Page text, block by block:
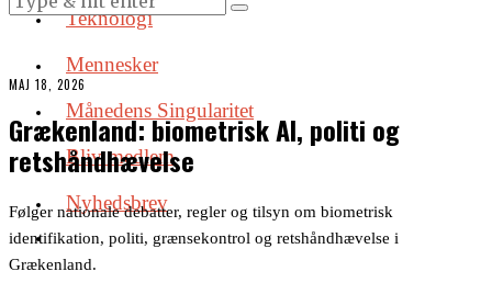
Teknologi
Mennesker
Månedens Singularitet
Bliv medlem
Nyhedsbrev
MAJ 18, 2026
Grækenland: biometrisk AI, politi og
retshåndhævelse
Følger nationale debatter, regler og tilsyn om biometrisk
identifikation, politi, grænsekontrol og retshåndhævelse i
Grækenland.